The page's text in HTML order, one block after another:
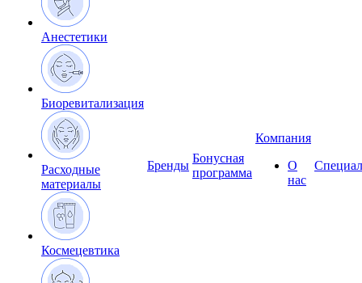
Анестетики
Биоревитализация
Расходные
материалы
Космецевтика
Бренды
Бонусная
программа
Компания
О
нас